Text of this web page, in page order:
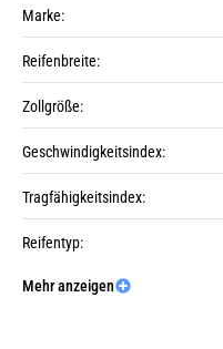
Marke:
Reifenbreite:
Zollgröße:
Geschwindigkeitsindex:
Tragfähigkeitsindex:
Reifentyp:
Reifengröße:
Mehr anzeigen